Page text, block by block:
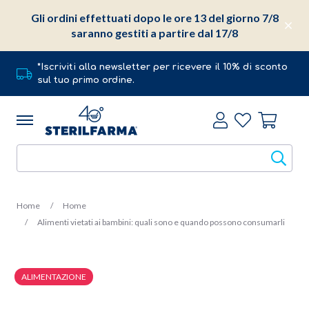
*Iscriviti alla newsletter per ricevere il 10% di sconto
sul tuo primo ordine.
Home
Home
Alimenti vietati ai bambini: quali sono e quando possono consumarli
ALIMENTAZIONE
19 Marzo 2018
Gli ordini effettuati dopo le ore 13 del giorno 7/8
saranno gestiti a partire dal 17/8